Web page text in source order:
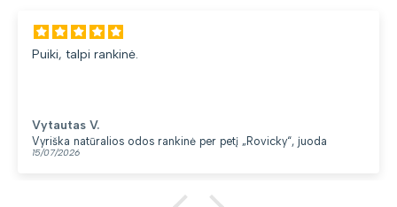
Puiki, talpi rankinė.
Vytautas V.
Vyriška natūralios odos rankinė per petį „Rovicky“, juoda
15/07/2026